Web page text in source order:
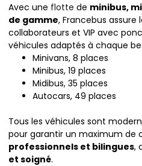
Avec une flotte de minibus,
de gamme, Francebus assure
collaborateurs et VIP avec
véhicules adaptés à chaque
Minivans, 8 places
Minibus, 19 places
Midibus, 35 places
Autocars, 49 places
Tous les véhicules sont
pour garantir un maximum de
professionnels et bilingues,
et soigné.